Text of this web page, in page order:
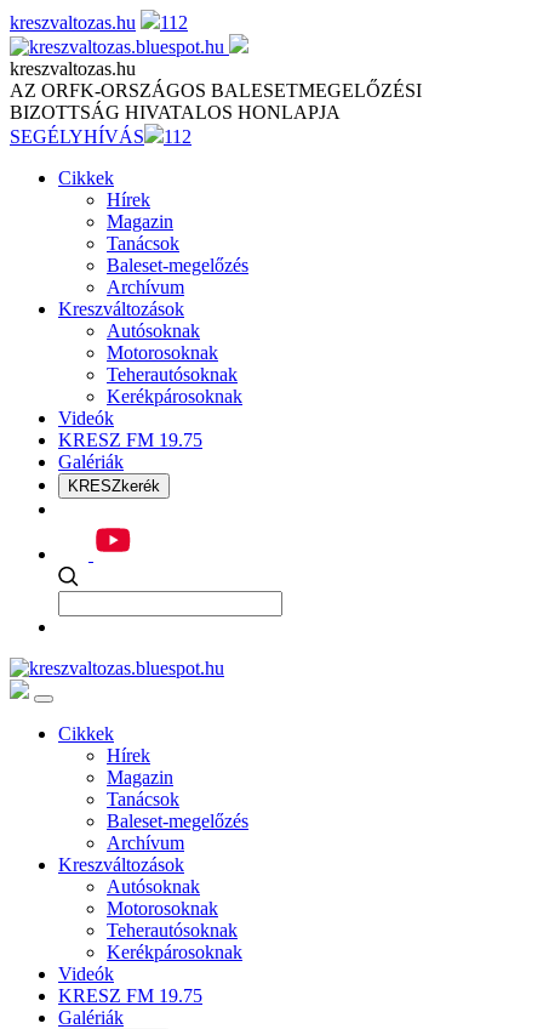
Skip
to
content
kreszvaltozas.hu 112
kreszvaltozas.hu
AZ ORFK-ORSZÁGOS BALESETMEGELŐZÉSI
BIZOTTSÁG HIVATALOS HONLAPJA
SEGÉLYHÍVÁS
112
Cikkek
Hírek
Magazin
Tanácsok
Baleset-megelőzés
Archívum
Kreszváltozások
Autósoknak
Motorosoknak
Teherautósoknak
Kerékpárosoknak
Videók
KRESZ FM 19.75
Galériák
KRESZkerék
Cikkek
Hírek
Magazin
Tanácsok
Baleset-megelőzés
Archívum
Kreszváltozások
Autósoknak
Motorosoknak
Teherautósoknak
Kerékpárosoknak
Videók
KRESZ FM 19.75
Galériák